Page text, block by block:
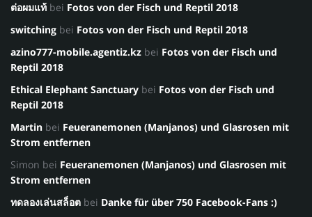
ต่อผมแท้ bei Fotos von der Fisch und Reptil 2018
switching bei Fotos von der Fisch und Reptil 2018
azino777-mobile.agentiz.kz bei Fotos von der Fisch und
Reptil 2018
Ethical Elephant Sanctuary bei Fotos von der Fisch und
Reptil 2018
Martin bei Feueranemonen (Manjanos) und Glasrosen mit
Strom entfernen
Simon bei Feueranemonen (Manjanos) und Glasrosen mit
Strom entfernen
ทดลองเล่นสล็อต bei Danke für über 750 Facebook-Fans :)